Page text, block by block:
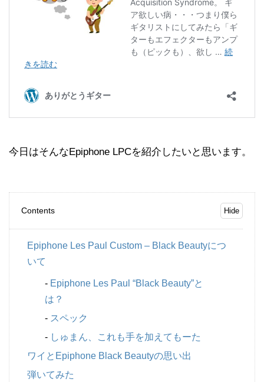
今日はそんなEpiphone LPCを紹介したいと思います。
Contents
Epiphone Les Paul Custom – Black Beautyにつ
いて
Epiphone Les Paul “Black Beauty”と
は？
スペック
しゅまん、これも手を加えてもーた
ワイとEpiphone Black Beautyの思い出
弾いてみた